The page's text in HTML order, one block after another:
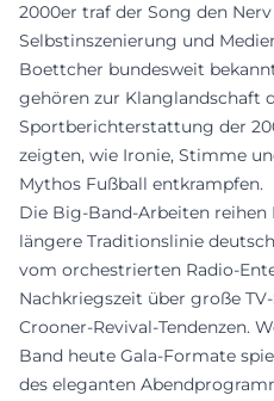
2000er traf der Song den
Selbstinszenierung und
Boettcher bundesweit
gehören zur Klanglandschaft
Sportberichterstattung der
zeigten, wie Ironie, Stimme
Mythos Fußball entkrampfen.
Die Big-Band-Arbeiten
längere Traditionslinie
vom orchestrierten Radio-
Nachkriegszeit über große
Crooner-Revival-Tendenzen.
Band heute Gala-Formate
des eleganten